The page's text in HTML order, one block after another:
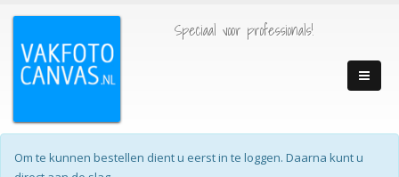
Speciaal voor professionals!
Om te kunnen bestellen dient u eerst in te loggen. Daarna kunt u